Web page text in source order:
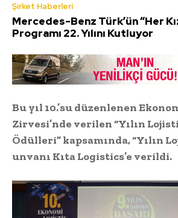
Şirket Haberleri
Mercedes-Benz Türk’ün “Her
Programı 22. Yılını Kutluyor
Bu yıl 10.’su düzenlenen
Zirvesi’nde verilen “Yılın
Ödülleri” kapsamında, “Yılın
unvanı Kıta Logistics’e verildi.